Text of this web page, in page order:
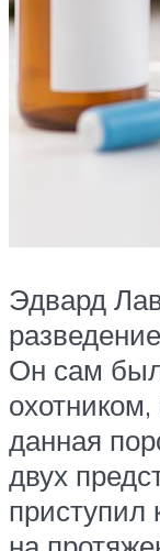
Эдвард
Он сам
данная
двух
приступил